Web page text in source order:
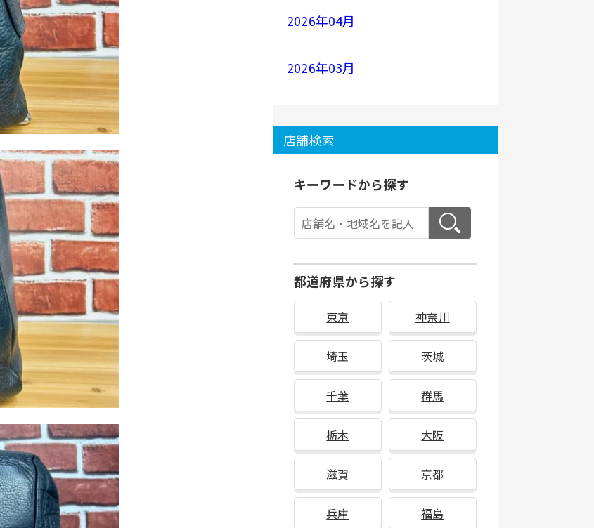
2026年04月
2026年03月
店舗検索
キーワードから探す
都道府県から探す
東京 神奈川
埼玉 茨城
千葉 群馬
栃木 大阪
滋賀 京都
兵庫 福島